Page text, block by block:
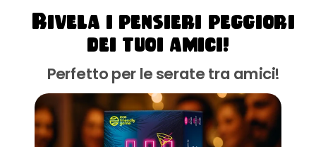
Rivela i pensieri peggiori
dei tuoi amici!
Perfetto per le serate tra amici!